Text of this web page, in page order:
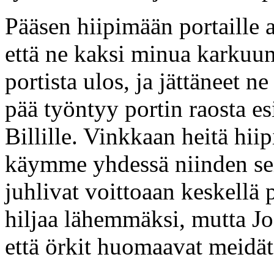
Pääsen hiipimään portaille
että ne kaksi minua
portista ulos, ja jättäneet
pää työntyy portin raosta
Billille. Vinkkaan heitä
käymme yhdessä niinden
juhlivat voittoaan keskellä
hiljaa lähemmäksi, mutta
että örkit huomaavat